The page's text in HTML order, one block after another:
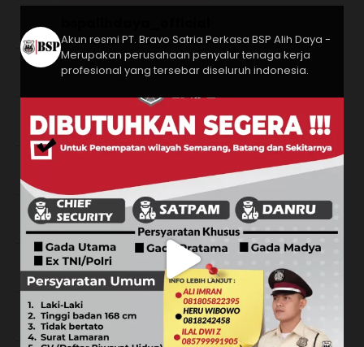
Akun resmi PT. Bravo Satria Perkasa BSP Alih Daya -
Merupakan perusahaan penyalur tenaga kerja
profesional yang tersebar diseluruh indonesia.